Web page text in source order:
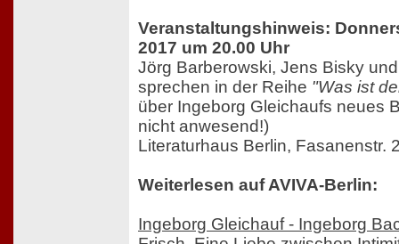
Veranstaltungshinweis:
2017 um 20.00 Uhr
Jörg Barberowski, Jens Bisky
sprechen in der Reihe "Was ist
über Ingeborg Gleichaufs neues
nicht anwesend!)
Literaturhaus Berlin, Fasanenstr.
Weiterlesen auf AVIVA-Berlin:
Ingeborg Gleichauf - Ingeborg